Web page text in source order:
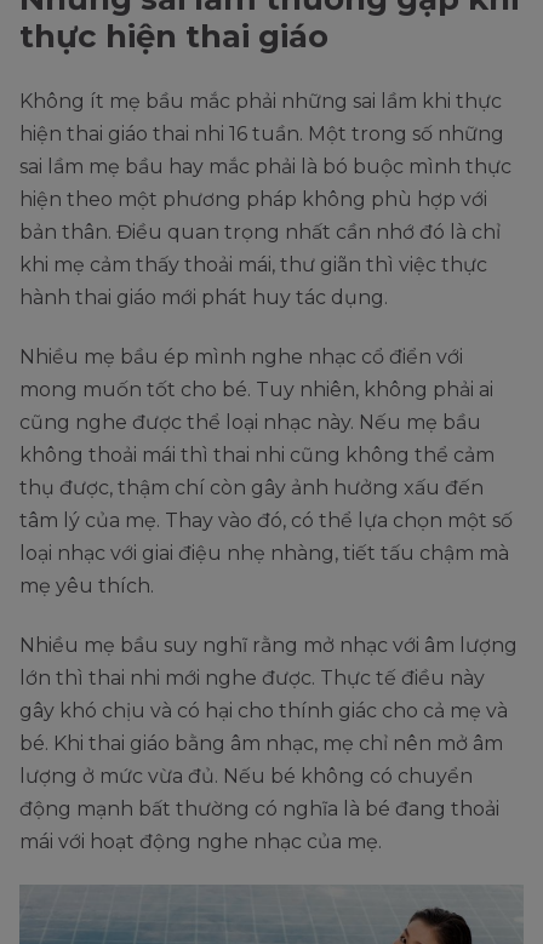
thực hiện thai giáo
Không ít mẹ bầu mắc phải những sai lầm khi thực
hiện thai giáo thai nhi 16 tuần. Một trong số những
sai lầm mẹ bầu hay mắc phải là bó buộc mình thực
hiện theo một phương pháp không phù hợp với
bản thân. Điều quan trọng nhất cần nhớ đó là chỉ
khi mẹ cảm thấy thoải mái, thư giãn thì việc thực
hành thai giáo mới phát huy tác dụng.
Nhiều mẹ bầu ép mình nghe nhạc cổ điển với
mong muốn tốt cho bé. Tuy nhiên, không phải ai
cũng nghe được thể loại nhạc này. Nếu mẹ bầu
không thoải mái thì thai nhi cũng không thể cảm
thụ được, thậm chí còn gây ảnh hưởng xấu đến
tâm lý của mẹ. Thay vào đó, có thể lựa chọn một số
loại nhạc với giai điệu nhẹ nhàng, tiết tấu chậm mà
mẹ yêu thích.
Nhiều mẹ bầu suy nghĩ rằng mở nhạc với âm lượng
lớn thì thai nhi mới nghe được. Thực tế điều này
gây khó chịu và có hại cho thính giác cho cả mẹ và
bé. Khi thai giáo bằng âm nhạc, mẹ chỉ nên mở âm
lượng ở mức vừa đủ. Nếu bé không có chuyển
động mạnh bất thường có nghĩa là bé đang thoải
mái với hoạt động nghe nhạc của mẹ.